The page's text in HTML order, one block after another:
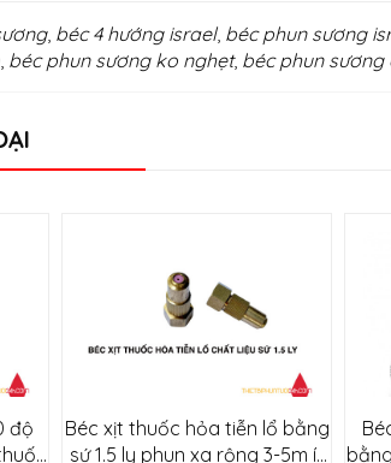
, béc 4 hướng israel, béc phun sương
, béc phun sương ko nghẹt, béc phun sương
độ
Béc xịt thuốc hỏa tiễn lổ bằng
sứ 1.5 ly phun xa rộng 3-5m ít